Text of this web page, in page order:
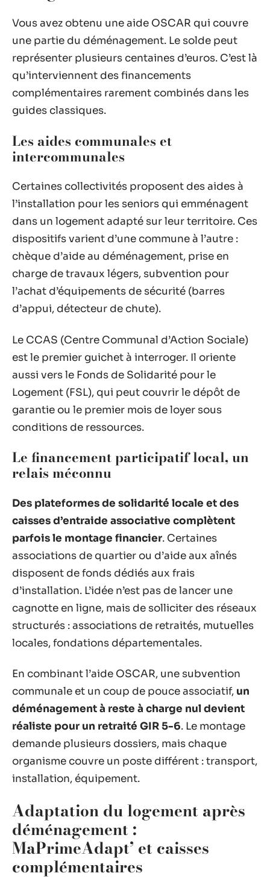
Vous avez obtenu une aide OSCAR qui couvre
une partie du déménagement. Le solde peut
représenter plusieurs centaines d’euros. C’est là
qu’interviennent des financements
complémentaires rarement combinés dans les
guides classiques.
Les aides communales et
intercommunales
Certaines collectivités proposent des aides à
l’installation pour les seniors qui emménagent
dans un logement adapté sur leur territoire. Ces
dispositifs varient d’une commune à l’autre :
chèque d’aide au déménagement, prise en
charge de travaux légers, subvention pour
l’achat d’équipements de sécurité (barres
d’appui, détecteur de chute).
Le CCAS (Centre Communal d’Action Sociale)
est le premier guichet à interroger. Il oriente
aussi vers le Fonds de Solidarité pour le
Logement (FSL), qui peut couvrir le dépôt de
garantie ou le premier mois de loyer sous
conditions de ressources.
Le financement participatif local, un
relais méconnu
Des plateformes de solidarité locale et des
caisses d’entraide associative complètent
parfois le montage financier. Certaines
associations de quartier ou d’aide aux aînés
disposent de fonds dédiés aux frais
d’installation. L’idée n’est pas de lancer une
cagnotte en ligne, mais de solliciter des réseaux
structurés : associations de retraités, mutuelles
locales, fondations départementales.
En combinant l’aide OSCAR, une subvention
communale et un coup de pouce associatif, un
déménagement à reste à charge nul devient
réaliste pour un retraité GIR 5-6. Le montage
demande plusieurs dossiers, mais chaque
organisme couvre un poste différent : transport,
installation, équipement.
Adaptation du logement après
déménagement :
MaPrimeAdapt’ et caisses
complémentaires